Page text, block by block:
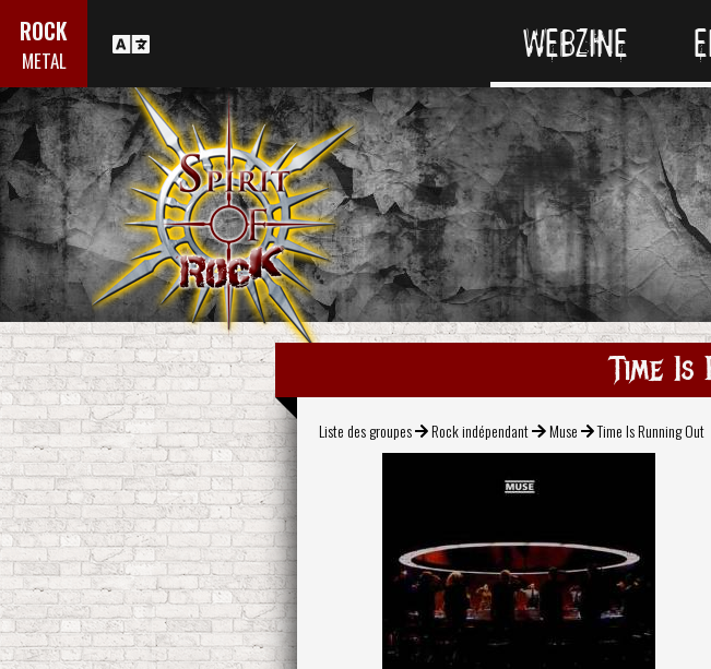
ROCK
METAL WEBZINE
Time Is
Liste des groupes Rock indépendant Muse Time Is Running Out